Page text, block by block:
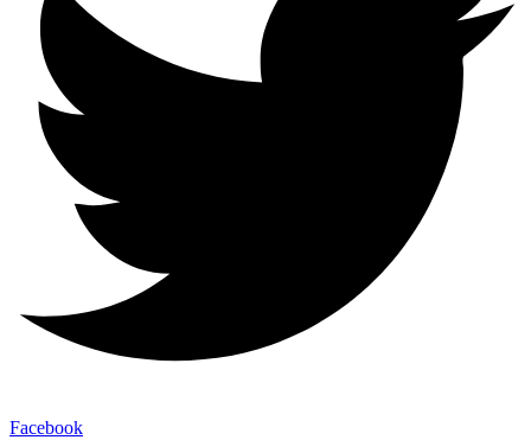
Facebook